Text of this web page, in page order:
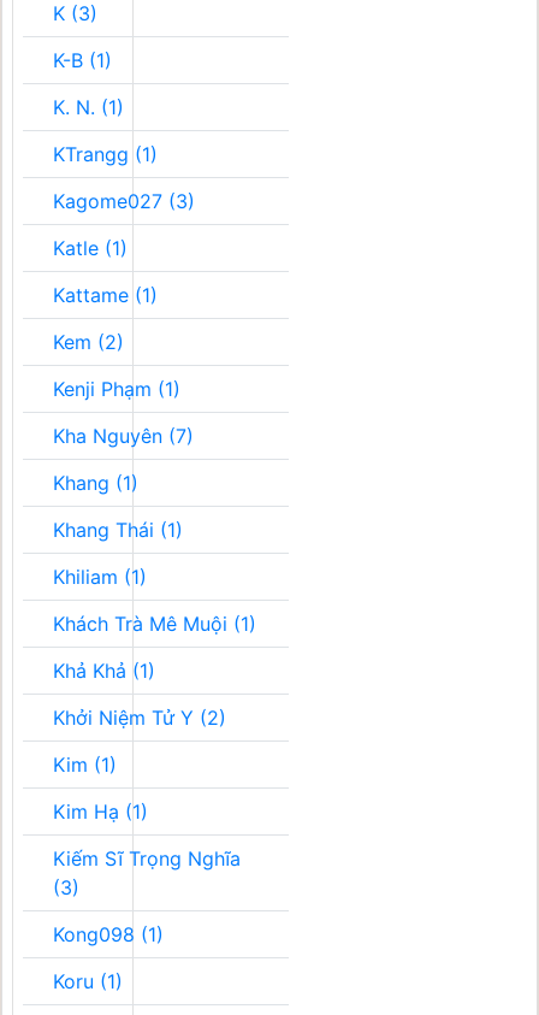
K (3)
K-B (1)
K. N. (1)
KTrangg (1)
Kagome027 (3)
Katle (1)
Kattame (1)
Kem (2)
Kenji Phạm (1)
Kha Nguyên (7)
Khang (1)
Khang Thái (1)
Khiliam (1)
Khách Trà Mê Muội (1)
Khả Khả (1)
Khởi Niệm Tử Y (2)
Kim (1)
Kim Hạ (1)
Kiếm Sĩ Trọng Nghĩa
(3)
Kong098 (1)
Koru (1)